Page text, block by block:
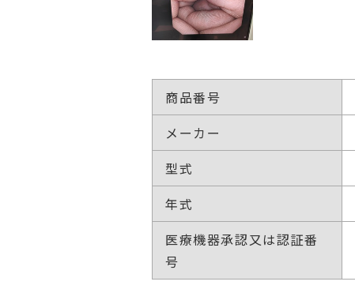
商品番号
メーカー
型式
年式
医療機器承認又は認証番
号